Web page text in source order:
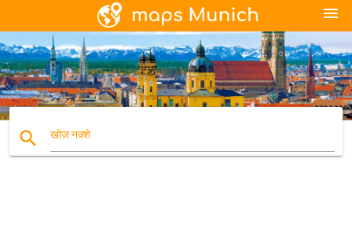
menu
search खोज नक्शे